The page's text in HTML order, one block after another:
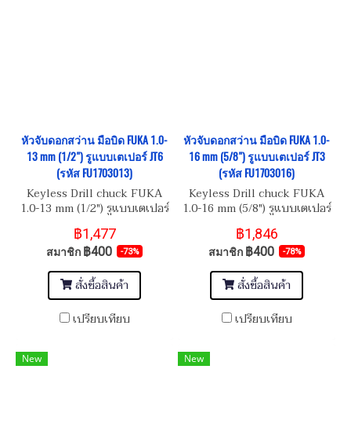
หัวจับดอกสว่าน มือบิด FUKA 1.0-
13 mm (1/2") รูแบบเตเปอร์ JT6
(รหัส FU1703013)
Keyless Drill chuck FUKA
1.0-13 mm (1/2") รูแบบเตเปอร์
JT6 (รหัส FU1703013)
฿1,477
สมาชิก ฿400 -73%
สั่งซื้อสินค้า
เปรียบเทียบ
หัวจับดอกสว่าน มือบิด FUKA 1.0-
16 mm (5/8") รูแบบเตเปอร์ JT3
(รหัส FU1703016)
Keyless Drill chuck FUKA
1.0-16 mm (5/8") รูแบบเตเปอร์
JT3 (รหัส FU1703016)
฿1,846
สมาชิก ฿400 -78%
สั่งซื้อสินค้า
เปรียบเทียบ
New New